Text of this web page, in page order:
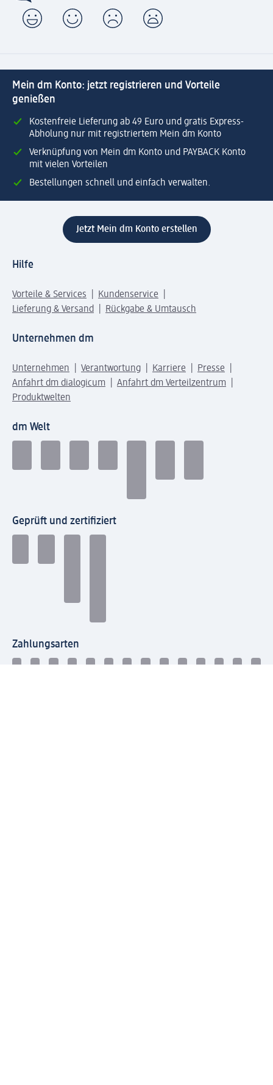
Mein dm Konto: jetzt registrieren und Vorteile
genießen
Kostenfreie Lieferung ab 49 Euro und gratis Express-
Abholung nur mit registriertem Mein dm Konto
Verknüpfung von Mein dm Konto und PAYBACK Konto
mit vielen Vorteilen
Bestellungen schnell und einfach verwalten.
Jetzt Mein dm Konto erstellen
Hilfe
Vorteile & Services
Kundenservice
Lieferung & Versand
Rückgabe & Umtausch
Unternehmen dm
Unternehmen Verantwortung Karriere
Presse
Anfahrt dm dialogicum
Anfahrt dm Verteilzentrum
Produktwelten
dm Welt
Geprüft und zertifiziert
Zahlungsarten